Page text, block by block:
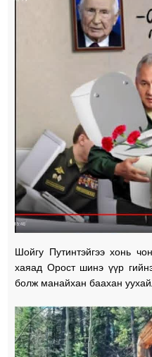
Шойгу Путинтэйгээ хонь
хаяад Орост шинэ үүр
болж манайхан баахан